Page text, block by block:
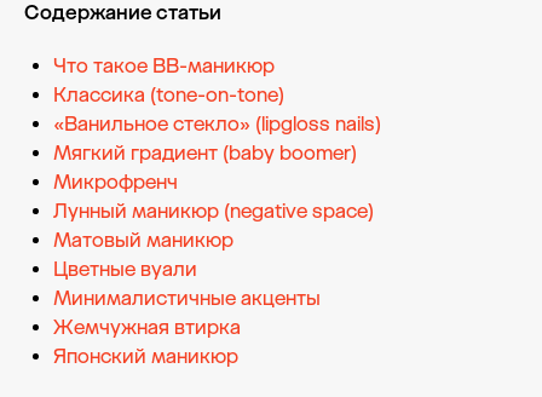
Содержание статьи
Что такое BB-маникюр
Классика (tone-on-tone)
«Ванильное стекло» (lipgloss nails)
Мягкий градиент (baby boomer)
Микрофренч
Лунный маникюр (negative space)
Матовый маникюр
Цветные вуали
Минималистичные акценты
Жемчужная втирка
Японский маникюр